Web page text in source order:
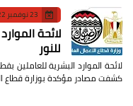
23 نوفمبر 2022
لائحة
للنور
لائحة الموارد البشرية للعاملين
كشفت مصادر مؤكدة بوزارة قطاع